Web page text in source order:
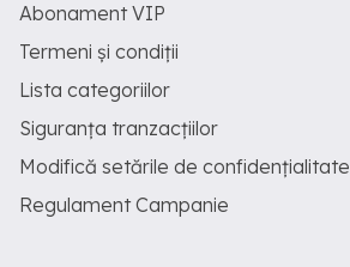
Abonament VIP
Termeni și condiții
Lista categoriilor
Siguranța tranzacțiilor
Modifică setările de confidențialitate
Regulament Campanie